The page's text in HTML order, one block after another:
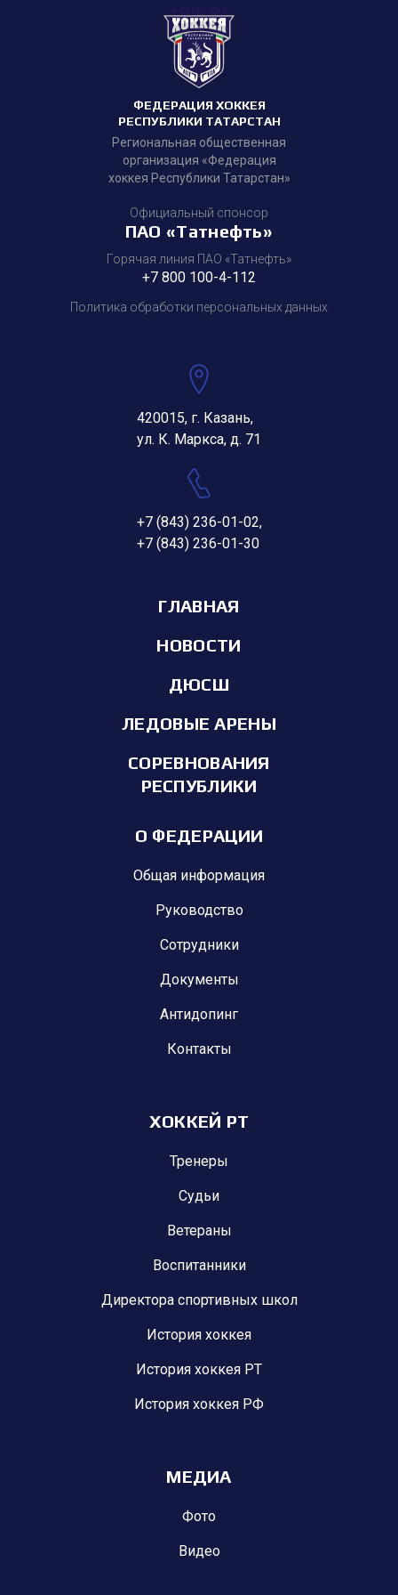
ФЕДЕРАЦИЯ ХОККЕЯ
РЕСПУБЛИКИ ТАТАРСТАН
Региональная общественная
организация «Федерация
хоккея Республики Татарстан»
Официальный спонсор
ПАО «Татнефть»
Горячая линия ПАО «Татнефть»
+7 800 100-4-112
Политика обработки персональных данных
420015, г. Казань,
ул. К. Маркса, д. 71
+7 (843) 236-01-02,
+7 (843) 236-01-30
ГЛАВНАЯ
НОВОСТИ
ДЮСШ
ЛЕДОВЫЕ АРЕНЫ
СОРЕВНОВАНИЯ
РЕСПУБЛИКИ
О ФЕДЕРАЦИИ
Общая информация
Руководство
Сотрудники
Документы
Антидопинг
Контакты
ХОККЕЙ РТ
Тренеры
Судьи
Ветераны
Воспитанники
Директора спортивных школ
История хоккея
История хоккея РТ
История хоккея РФ
МЕДИА
Фото
Видео